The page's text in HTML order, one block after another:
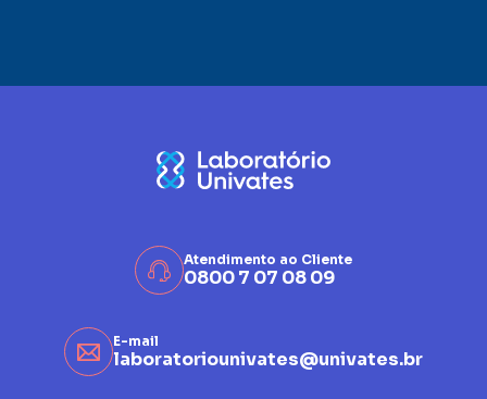
Atendimento ao Cliente
0800 7 07 08 09
E-mail
laboratoriounivates@univates.br